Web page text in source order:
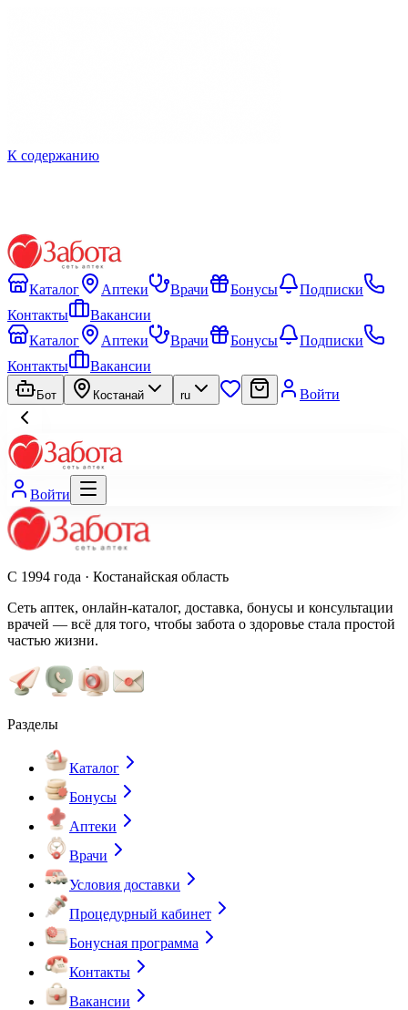
К содержанию
Каталог Аптеки Врачи Бонусы
Подписки
Контакты
Вакансии
Каталог
Аптеки Врачи Бонусы
Подписки
Контакты
Вакансии
Бот Костанай ru Войти
Войти
С 1994 года · Костанайская область
Сеть аптек, онлайн-каталог, доставка, бонусы и консультации
врачей — всё для того, чтобы забота о здоровье стала простой
частью жизни.
Разделы
Каталог
Бонусы
Аптеки
Врачи
Условия доставки
Процедурный кабинет
Бонусная программа
Контакты
Вакансии